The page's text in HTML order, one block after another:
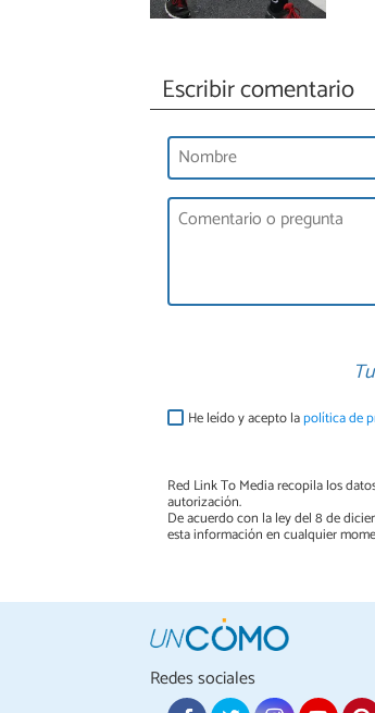
Escribir comentario
He leído y acepto lapolítica de
Red Link To Media recopila los
autorización.
De acuerdo con la ley del 8 de
esta información en cualquier
Redes sociales